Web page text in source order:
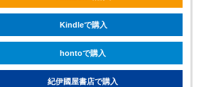
Kindleで購入
hontoで購入
紀伊國屋書店で購入